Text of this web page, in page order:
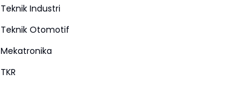
Teknik Industri
Teknik Otomotif
Mekatronika
TKR